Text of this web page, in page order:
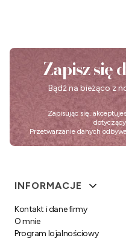
Zapisz się
Bądź na bieżąco z
Zapisując się,
Przetwarzanie danych
Linki w stopce
INFORMACJE
Kontakt i dane firmy
O mnie
Program lojalnościowy